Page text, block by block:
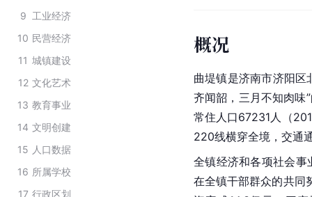
9 工业经济
10 民营经济
11 城镇建设
12 文化艺术
13 教育事业
14 文明创建
15 人口数据
16 所属学校
17 行政区划
概况
曲堤镇是济南市济阳区
齐闻韶，三月不知肉味
常住人口67231人（
220线横穿全境，交通
全镇经济和各项社会事
在全镇干部群众的共同